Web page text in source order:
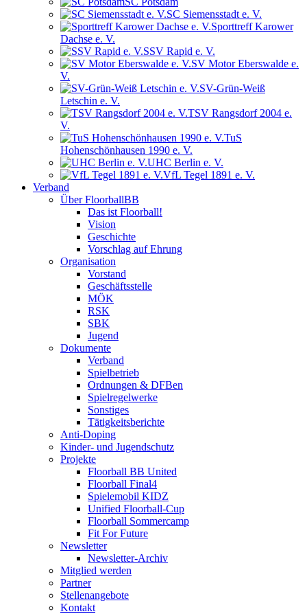
SC Siemensstadt e. V.
Sporttreff Karower
Dachse e. V.
SSV Rapid e. V.
SV Motor Eberswalde e.
V.
SV-Grün-Weiß
Letschin e. V.
TSV Rangsdorf 2004 e.
V.
TuS
Hohenschönhausen 1990 e. V.
UHC Berlin e. V.
VfL Tegel 1891 e. V.
Verband
Über FloorballBB
Das ist Floorball!
Vision
Geschichte
Vorschlag auf Ehrung
Organisation
Vorstand
Geschäftsstelle
MÖK
RSK
SBK
Jugend
Dokumente
Verband
Spielbetrieb
Ordnungen & DFBen
Spielregelwerke
Sonstiges
Tätigkeitsberichte
Anti-Doping
Kinder- und Jugendschutz
Projekte
Floorball BB United
Floorball Final4
Spielemobil KIDZ
Unified Floorball-Cup
Floorball Sommercamp
Fit For Future
Newsletter
Newsletter-Archiv
Mitglied werden
Partner
Stellenangebote
Kontakt